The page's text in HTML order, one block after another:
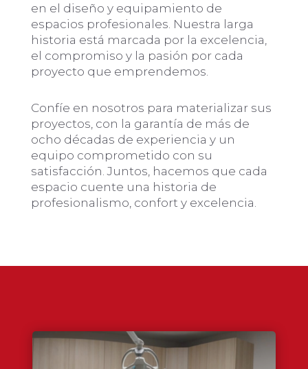
en el diseño y equipamiento de
espacios profesionales. Nuestra larga
historia está marcada por la excelencia,
el compromiso y la pasión por cada
proyecto que emprendemos.
Confíe en nosotros para materializar sus
proyectos, con la garantía de más de
ocho décadas de experiencia y un
equipo comprometido con su
satisfacción. Juntos, hacemos que cada
espacio cuente una historia de
profesionalismo, confort y excelencia.